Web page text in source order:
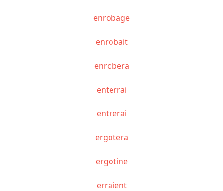
enrobage
enrobait
enrobera
enterrai
entrerai
ergotera
ergotine
erraient